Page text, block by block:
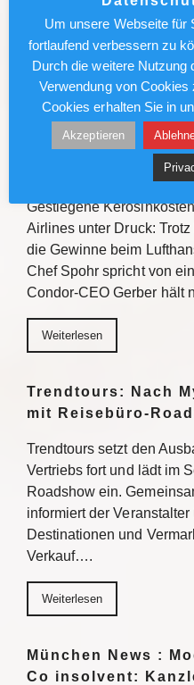
Verkaufstipps, direktem
Gewinnchancen bietet
Einblicke zu den Fluss-
Weiterlesen
Lufthansa/
drücken den
Gestiegene
Airlines unter Druck:
die Gewinne beim
Chef Spohr spricht von
Condor-CEO Gerber hält
Weiterlesen
Trendtours: Nach
mit Reisebüro-
Trendtours setzt den
Vertriebs fort und lädt im
Roadshow ein.
informiert der
Destinationen und
Verkauf….
Weiterlesen
München News :
Co insolvent:
Um unsere Webseite für
fortlaufend verbessern zu
Durch die weitere Nutzung
Verwendung von
Cookies erhalten Sie in
Akzeptieren